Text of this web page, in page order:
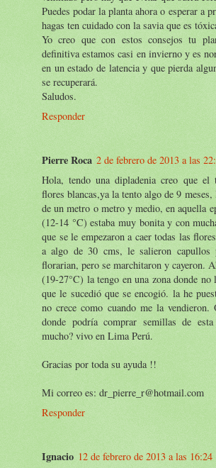
Puedes podar la planta ahora o esperar a
hagas ten cuidado con la savia que es
Yo creo que con estos consejos tu
definitiva estamos casi en invierno y es
en un estado de latencia y que pierda
se recuperará.
Saludos.
Responder
Pierre Roca 2 de febrero de 2013 a las
Hola, tendo una dipladenia creo que
flores blancas,ya la tento algo de 9
de un metro o metro y medio, en aquella
(12-14 °C) estaba muy bonita y con
que se le empezaron a caer todas las
a algo de 30 cms, le salieron capullos
florarian, pero se marchitaron y cayeron.
(19-27°C) la tengo en una zona donde
que le sucedió que se encogió. la he
no crece como cuando me la vendieron.
donde podría comprar semillas de
mucho? vivo en Lima Perú.
Gracias por toda su ayuda !!
Mi correo es: dr_pierre_r@hotmail.com
Responder
Ignacio 12 de febrero de 2013 a las 16:24